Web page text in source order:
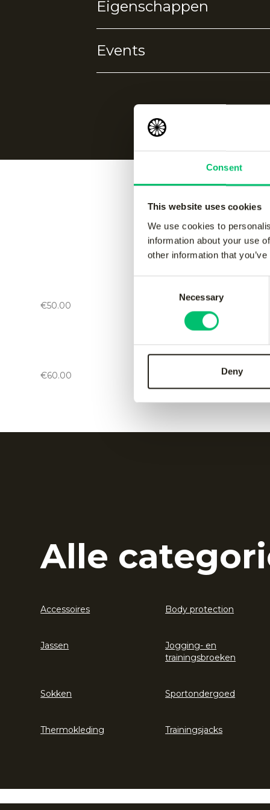
Consent
This website uses cookies
We use cookies to
information about your use
other information that
Necessary
Deny
90% polyester
10% elastane
Eigenschappen
Events
Jaipur kids performance pant-
€50.00
Jaipur
€60.00 €60.00
Alle
Accessoires Body protection
Jassen
Jogging- en
trainingsbroeken
Sokken Sportondergoed
Thermokleding Trainingsjacks